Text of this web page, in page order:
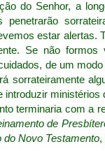
do Senhor, a
penetrarão
estar alertas.
Se não formos
de um
sorrateiramente
introduzir ministérios
terminaria com a
de
do Novo Testamento,